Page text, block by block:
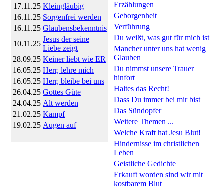
17.11.25 Kleingläubig
16.11.25 Sorgenfrei werden
16.11.25 Glaubensbekenntnis
10.11.25
Jesus der seine
Liebe zeigt
28.09.25 Keiner liebt wie ER
16.05.25 Herr, lehre mich
16.05.25 Herr, bleibe bei uns
26.04.25 Gottes Güte
24.04.25 Alt werden
21.02.25 Kampf
19.02.25 Augen auf
Erzählungen
Geborgenheit
Verführung
Du weißt, was gut für mich ist
Mancher unter uns hat wenig
Glauben
Du nimmst unsere Trauer
hinfort
Haltes das Recht!
Dass Du immer bei mir bist
Das Sündopfer
Weitere Themen ...
Welche Kraft hat Jesu Blut!
Hindernisse im christlichen
Leben
Geistliche Gedichte
Erkauft worden sind wir mit
kostbarem Blut